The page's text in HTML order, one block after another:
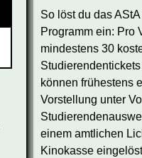
So löst du das
Programm ein: Pro
mindestens 30
können frühestens
Vorstellung unter
einem amtlichen
Kinokasse